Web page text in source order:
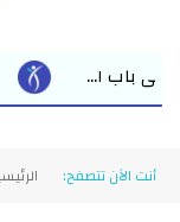
العام الدراسي
أنت الآن تتصفح: